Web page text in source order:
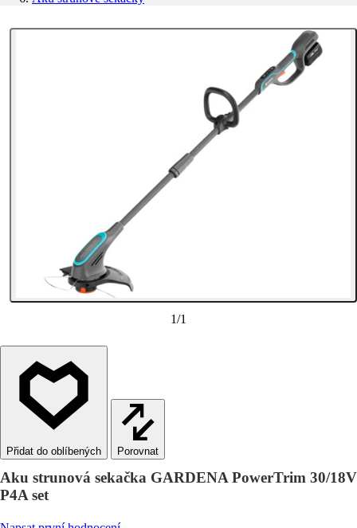
1/1
Porovnat
Aku strunová sekačka GARDENA PowerTrim 30/18V
P4A set